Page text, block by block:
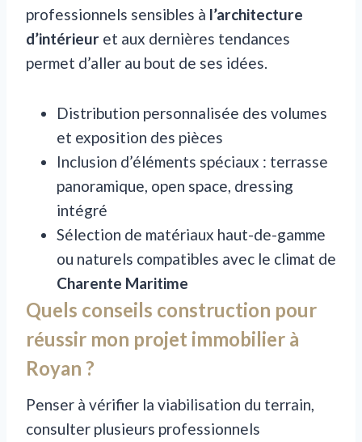
professionnels sensibles à l’architecture
d’intérieur et aux dernières tendances
permet d’aller au bout de ses idées.
Distribution personnalisée des volumes
et exposition des pièces
Inclusion d’éléments spéciaux : terrasse
panoramique, open space, dressing
intégré
Sélection de matériaux haut-de-gamme
ou naturels compatibles avec le climat de
Charente Maritime
Quels conseils construction pour
réussir mon projet immobilier à
Royan ?
Penser à vérifier la viabilisation du terrain,
consulter plusieurs professionnels